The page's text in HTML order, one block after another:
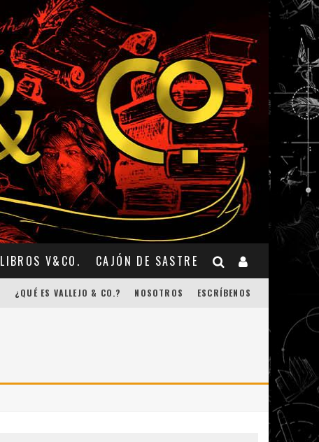
LIBROS V&CO. CAJÓN DE SASTRE
¿QUÉ ES VALLEJO & CO.? NOSOTROS ESCRÍBENOS